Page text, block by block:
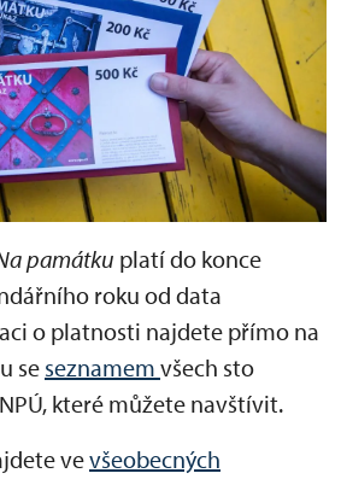
památku platí do konce
roku od data
o platnosti najdete přímo na
se seznamem všech sto
které můžete navštívit.
vevšeobecných